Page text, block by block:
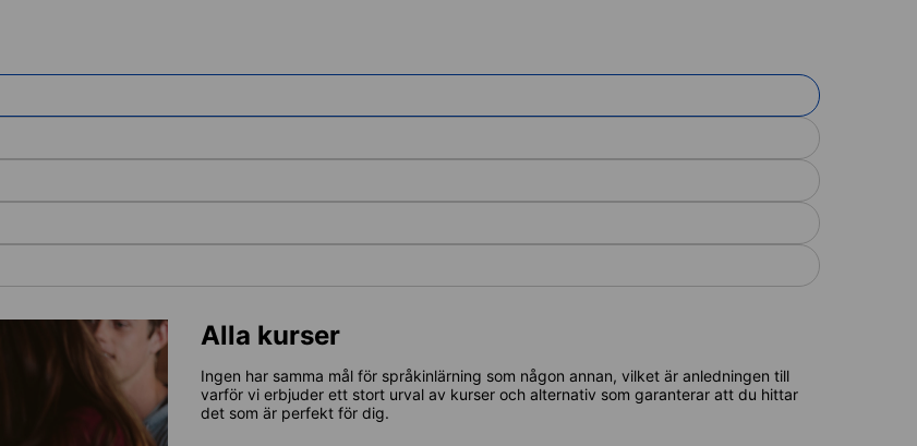
Alla kurser
Ingen har samma mål för språkinlärning som någon annan, vilket är anledningen till
varför vi erbjuder ett stort urval av kurser och alternativ som garanterar att du hittar
det som är perfekt för dig.